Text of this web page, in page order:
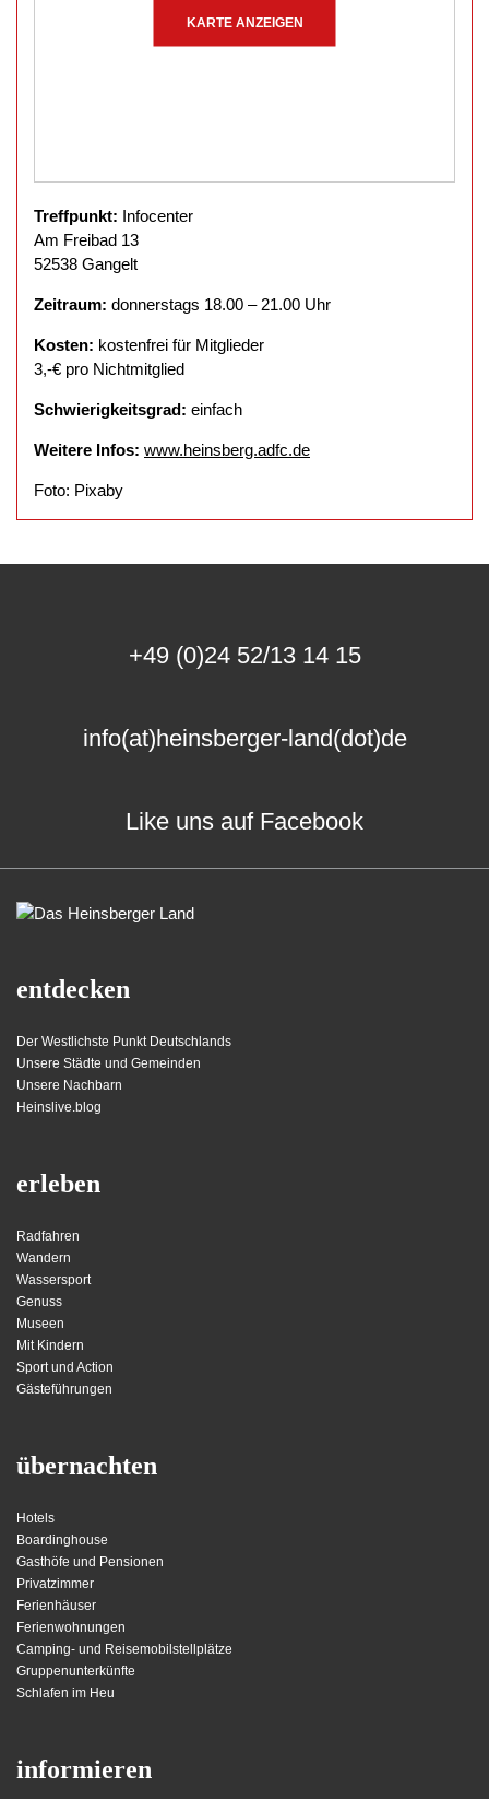
KARTE ANZEIGEN
Treffpunkt: Infocenter
Am Freibad 13
52538 Gangelt
Zeitraum: donnerstags 18.00 – 21.00 Uhr
Kosten: kostenfrei für Mitglieder
3,-€ pro Nichtmitglied
Schwierigkeitsgrad: einfach
Weitere Infos: www.heinsberg.adfc.de
Foto: Pixaby
+49 (0)24 52/13 14 15
info(at)heinsberger-land(dot)de
Like uns auf Facebook
entdecken
Der Westlichste Punkt Deutschlands
Unsere Städte und Gemeinden
Unsere Nachbarn
Heinslive.blog
erleben
Radfahren
Wandern
Wassersport
Genuss
Museen
Mit Kindern
Sport und Action
Gästeführungen
übernachten
Hotels
Boardinghouse
Gasthöfe und Pensionen
Privatzimmer
Ferienhäuser
Ferienwohnungen
Camping- und Reisemobilstellplätze
Gruppenunterkünfte
Schlafen im Heu
informieren